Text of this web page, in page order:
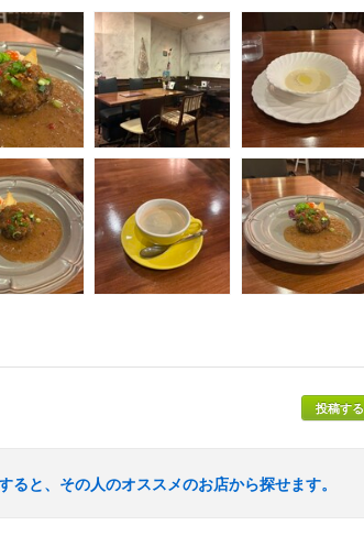
投稿する
ると、その人のオススメのお店から探せます。